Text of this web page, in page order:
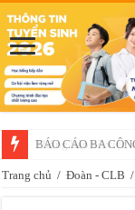
Thông báo về việc
Trang chủ / Đoàn - CLB /